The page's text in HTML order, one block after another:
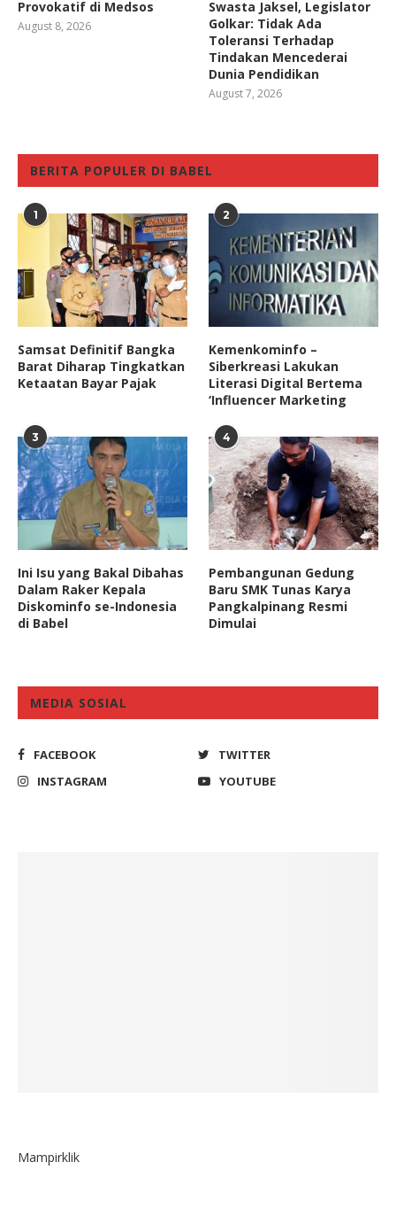
Provokatif di Medsos
August 8, 2026
Swasta Jaksel, Legislator
Golkar: Tidak Ada
Toleransi Terhadap
Tindakan Mencederai
Dunia Pendidikan
August 7, 2026
BERITA POPULER DI BABEL
1
Samsat Definitif Bangka
Barat Diharap Tingkatkan
Ketaatan Bayar Pajak
2
Kemenkominfo –
Siberkreasi Lakukan
Literasi Digital Bertema
‘Influencer Marketing
3
Ini Isu yang Bakal Dibahas
Dalam Raker Kepala
Diskominfo se-Indonesia
di Babel
4
Pembangunan Gedung
Baru SMK Tunas Karya
Pangkalpinang Resmi
Dimulai
MEDIA SOSIAL
FACEBOOK
TWITTER
INSTAGRAM
YOUTUBE
Mampirklik